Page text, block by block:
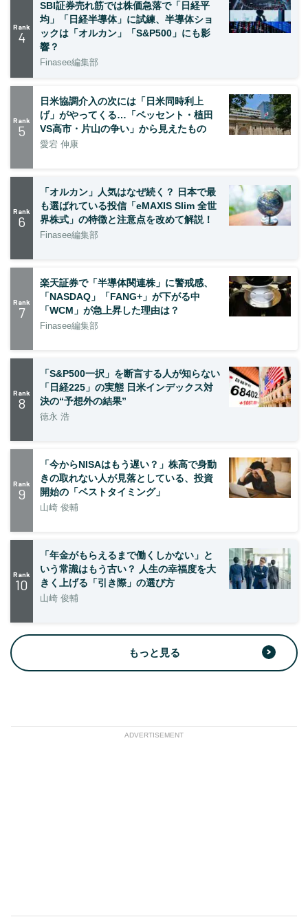
Rank
4
SBI証券売れ筋では株価急落で「日経平
均」「日経半導体」に試練、半導体ショ
ックは「オルカン」「S&P500」にも影
響？
Finasee編集部
Rank
5
日米協調介入の次には「日米同時利上
げ」がやってくる…「ベッセント・植田
VS高市・片山の争い」から見えたもの
愛宕 伸康
Rank
6
「オルカン」人気はなぜ続く？ 日本で最
も選ばれている投信「eMAXIS Slim 全世
界株式」の特徴と注意点を改めて解説！
Finasee編集部
Rank
7
楽天証券で「半導体関連株」に警戒感、
「NASDAQ」「FANG+」が下がる中
「WCM」が急上昇した理由は？
Finasee編集部
Rank
8
「S&P500一択」を断言する人が知らない
「日経225」の実態 日米インデックス対
決の“予想外の結果”
徳永 浩
Rank
9
「今からNISAはもう遅い？」株高で身動
きの取れない人が見落としている、投資
開始の「ベストタイミング」
山崎 俊輔
Rank
10
「年金がもらえるまで働くしかない」と
いう常識はもう古い？ 人生の幸福度を大
きく上げる「引き際」の選び方
山崎 俊輔
もっと見る
ADVERTISEMENT